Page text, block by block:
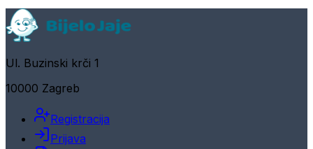
Ul. Buzinski krči 1
10000 Zagreb
Registracija
Prijava